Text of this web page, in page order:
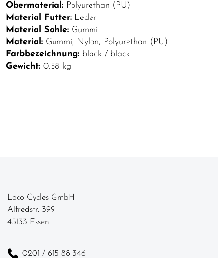
Obermaterial: Polyurethan (PU)
Material Futter: Leder
Material Sohle: Gummi
Material: Gummi, Nylon, Polyurethan (PU)
Farbbezeichnung: black / black
Gewicht: 0,58 kg
Loco Cycles GmbH
Alfredstr. 399
45133 Essen
0201 / 615 88 346